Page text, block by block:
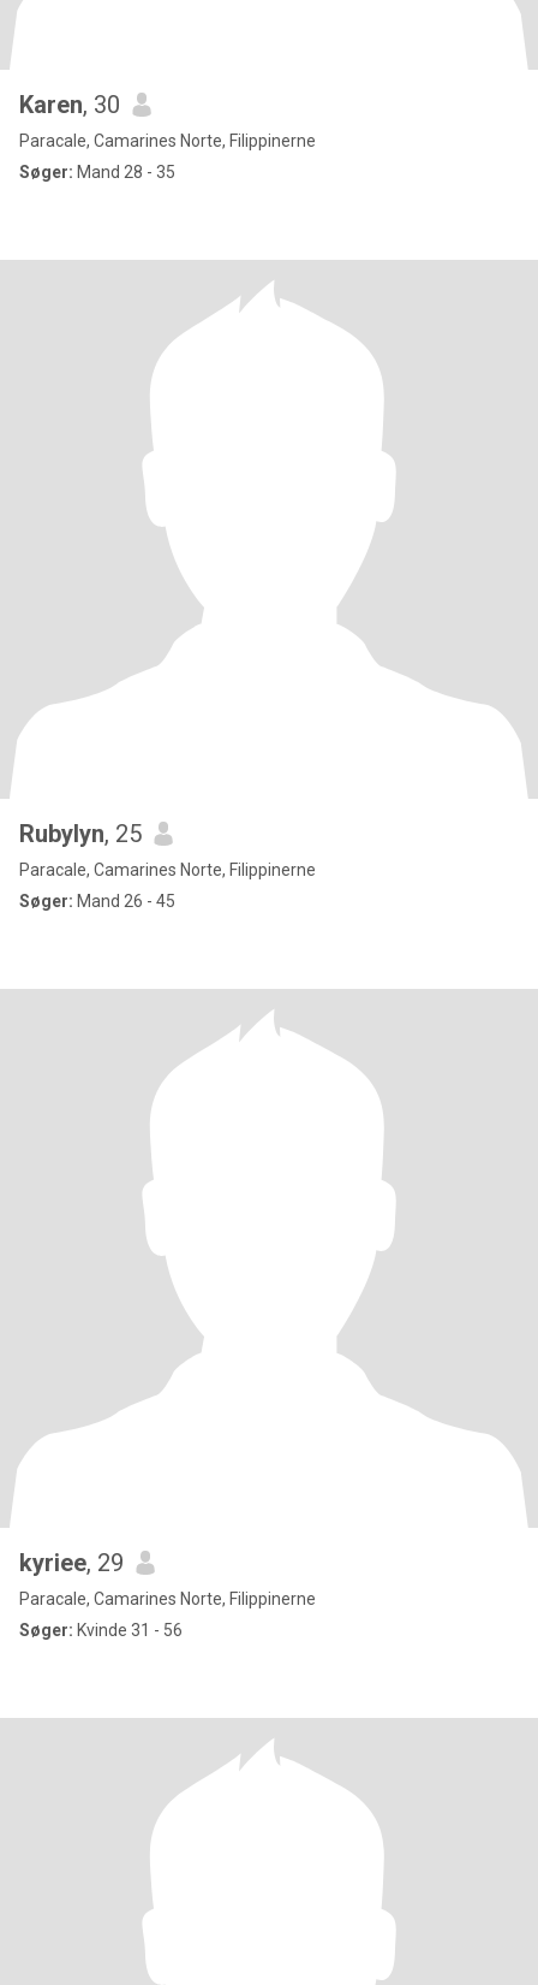
Karen, 30
Paracale, Camarines Norte, Filippinerne
Søger: Mand 28 - 35
Rubylyn, 25
Paracale, Camarines Norte, Filippinerne
Søger: Mand 26 - 45
kyriee, 29
Paracale, Camarines Norte, Filippinerne
Søger: Kvinde 31 - 56